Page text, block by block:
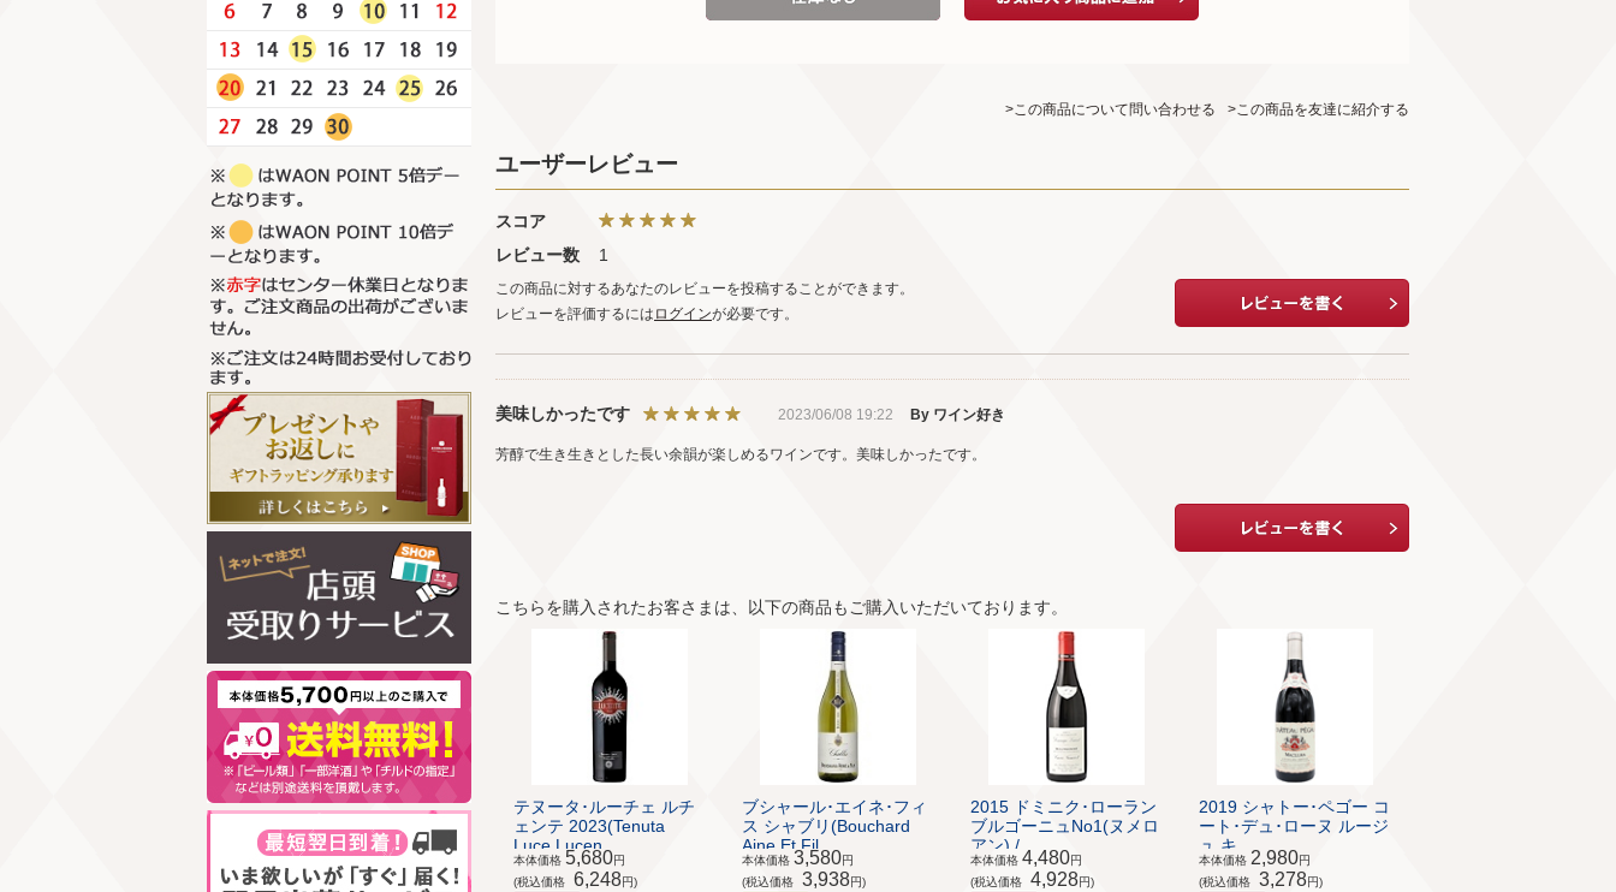
>この商品について問い合わせる >この商品を友達に紹介する
ユーザーレビュー
スコア
レビュー数
1
この商品に対するあなたのレビューを投稿することができます。
レビューを評価するには ログインが必要です。
美味しかったです 2023/06/08 19:22 By ワイン好き
芳醇で生き生きとした長い余韻が楽しめるワインです。美味しかったです。
こちらを購入されたお客さまは、以下の商品もご購入いただいております。
テヌータ･ルーチェ ルチ
ェンテ 2023(Tenuta
Luce Lucen...
本体価格 5,680円
(税込価格
6,248円)
ブシャール･エイネ･フィ
ス シャブリ(Bouchard
Aine Et Fil...
本体価格 3,580円
(税込価格
3,938円)
2015 ドミニク･ローラン
ブルゴーニュNo1(ヌメロ
アン) / ...
本体価格 4,480円
(税込価格
4,928円)
2019 シャトー･ペゴー コ
ート･デュ･ローヌ ルージ
ュ キ...
本体価格 2,980円
(税込価格
3,278円)